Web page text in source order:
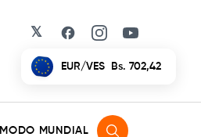
𝕏 Facebook
Instagram
YouTube
EUR/VES Bs. 702,42
MODO MUNDIAL